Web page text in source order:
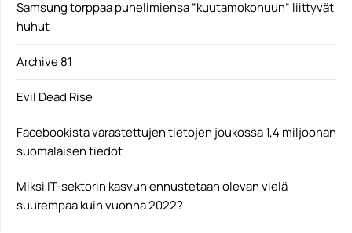
Samsung torppaa puhelimiensa ”kuutamokohuun” liittyvät
huhut
Archive 81
Evil Dead Rise
Facebookista varastettujen tietojen joukossa 1,4 miljoonan
suomalaisen tiedot
Miksi IT-sektorin kasvun ennustetaan olevan vielä
suurempaa kuin vuonna 2022?